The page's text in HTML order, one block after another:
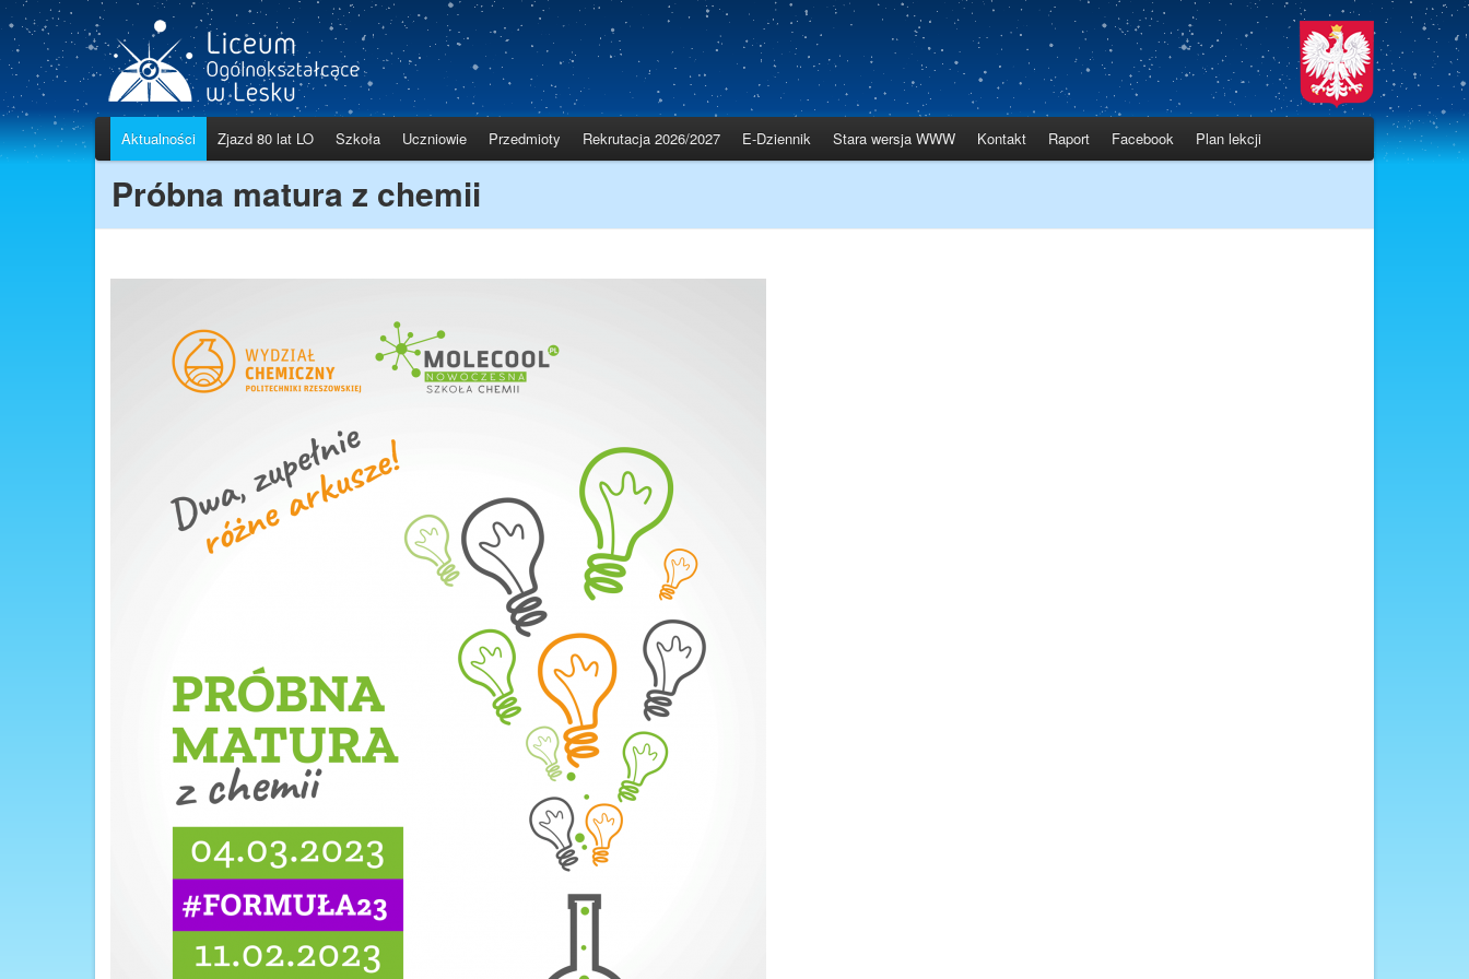
Aktualności Zjazd 80 lat LO Szkoła Uczniowie Przedmioty Rekrutacja 2026/2027 E-Dziennik Stara wersja WWW Kontakt Raport Facebook Plan lekcji
Próbna matura z chemii